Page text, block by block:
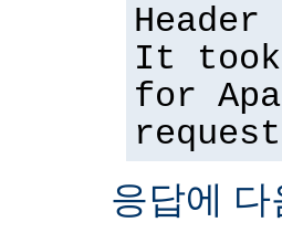
It took
for
응답에